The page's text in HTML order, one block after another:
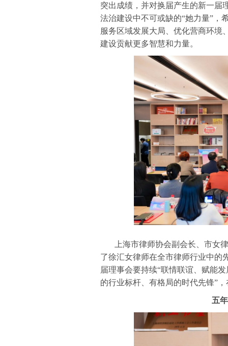
突出成绩，并对换届产生的新一届
法治建设中不可或缺的“她力量”，
服务区域发展大局、优化营商环境
建设贡献更多智慧和力量。
上海市律师协会副会长、市女律
了徐汇女律师在全市律师行业中的
届理事会要持续“联情联谊、赋能
的行业标杆、有格局的时代先锋”
五